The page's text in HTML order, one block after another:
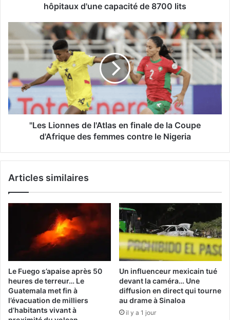
8700
hôpitaux d'une capacité de 8700 lits
Lionnes
de
l'Atlas
en
finale
la
Coupe
d'Afrique
Nigeria
"Les Lionnes de l'Atlas en finale de la Coupe
d'Afrique des femmes contre le Nigeria
Articles similaires
Le Fuego s’apaise après 50
heures de terreur… Le
Guatemala met fin à
l’évacuation de milliers
d’habitants vivant à
Un influenceur mexicain tué
devant la caméra… Une
diffusion en direct qui tourne
au drame à Sinaloa
il y a 1 jour